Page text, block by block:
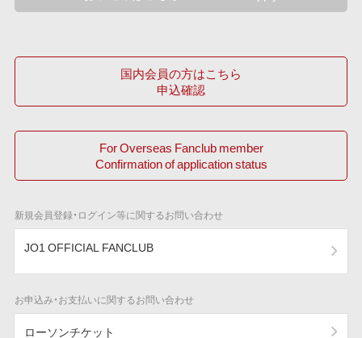
国内会員の方はこちら
申込確認
For Overseas Fanclub member
Confirmation of application status
新規会員登録・ログイン等に関するお問い合わせ
JO1 OFFICIAL FANCLUB
お申込み・お支払いに関するお問い合わせ
ローソンチケット